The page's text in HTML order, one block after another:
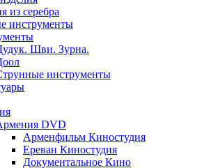
из серебра
инструменты
Шви. Зурна.
инструменты
DVD
Арменфильм Киностудия
Ереван Киностудия
Документальное Кино